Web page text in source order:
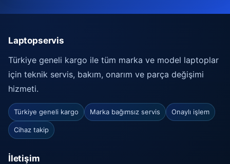
Laptopservis
Türkiye geneli kargo ile tüm marka ve model laptoplar
için teknik servis, bakım, onarım ve parça değişimi
hizmeti.
Türkiye geneli kargo Marka bağımsız servis Onaylı işlem
Cihaz takip
İletişim